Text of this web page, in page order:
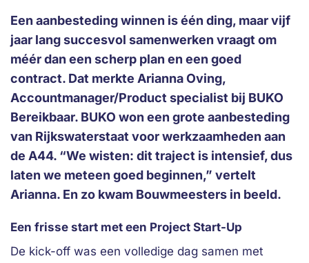
Een aanbesteding winnen is één ding, maar vijf
jaar lang succesvol samenwerken vraagt om
méér dan een scherp plan en een goed
contract. Dat merkte Arianna Oving,
Accountmanager/Product specialist bij BUKO
Bereikbaar. BUKO won een grote aanbesteding
van Rijkswaterstaat voor werkzaamheden aan
de A44. “We wisten: dit traject is intensief, dus
laten we meteen goed beginnen,” vertelt
Arianna. En zo kwam Bouwmeesters in beeld.
Een frisse start met een Project Start-Up
De kick-off was een volledige dag samen met